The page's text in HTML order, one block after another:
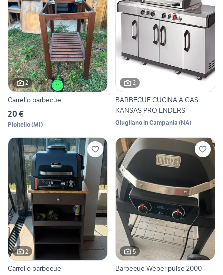
2
Carrello barbecue
20 €
Pioltello(MI)
2
BARBECUE CUCINA A GAS
KANSAS PRO ENDERS
Giugliano in Campania (NA)
2
Carrello barbecue
5
Barbecue Weber pulse 2000